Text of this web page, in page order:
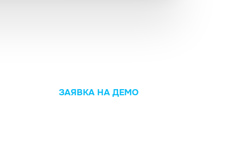
ЗАЯВКА НА ДЕМО